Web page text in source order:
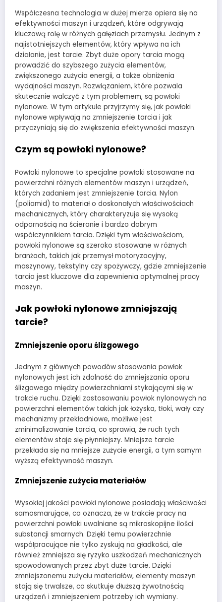
Współczesna technologia w dużej mierze opiera się na
efektywności maszyn i urządzeń, które odgrywają
kluczową rolę w różnych gałęziach przemysłu. Jednym z
najistotniejszych elementów, który wpływa na ich
działanie, jest tarcie. Zbyt duże opory tarcia mogą
prowadzić do szybszego zużycia elementów,
zwiększonego zużycia energii, a także obniżenia
wydajności maszyn. Rozwiązaniem, które pozwala
skutecznie walczyć z tym problemem, są powłoki
nylonowe. W tym artykule przyjrzymy się, jak powłoki
nylonowe wpływają na zmniejszenie tarcia i jak
przyczyniają się do zwiększenia efektywności maszyn.
Czym są powłoki nylonowe?
Powłoki nylonowe to specjalne powłoki stosowane na
powierzchni różnych elementów maszyn i urządzeń,
których zadaniem jest zmniejszenie tarcia. Nylon
(poliamid) to materiał o doskonałych właściwościach
mechanicznych, który charakteryzuje się wysoką
odpornością na ścieranie i bardzo dobrym
współczynnikiem tarcia. Dzięki tym właściwościom,
powłoki nylonowe są szeroko stosowane w różnych
branżach, takich jak przemysł motoryzacyjny,
maszynowy, tekstylny czy spożywczy, gdzie zmniejszenie
tarcia jest kluczowe dla zapewnienia optymalnej pracy
maszyn.
Jak powłoki nylonowe zmniejszają
tarcie?
Zmniejszenie oporu ślizgowego
Jednym z głównych powodów stosowania powłok
nylonowych jest ich zdolność do zmniejszania oporu
ślizgowego między powierzchniami stykającymi się w
trakcie ruchu. Dzięki zastosowaniu powłok nylonowych na
powierzchni elementów takich jak łożyska, tłoki, wały czy
mechanizmy przekładniowe, możliwe jest
zminimalizowanie tarcia, co sprawia, że ruch tych
elementów staje się płynniejszy. Mniejsze tarcie
przekłada się na mniejsze zużycie energii, a tym samym
wyższą efektywność maszyn.
Zmniejszenie zużycia materiałów
Wysokiej jakości powłoki nylonowe posiadają właściwości
samosmarujące, co oznacza, że w trakcie pracy na
powierzchni powłoki uwalniane są mikroskopijne ilości
substancji smarnych. Dzięki temu powierzchnie
współpracujące nie tylko zyskują na gładkości, ale
również zmniejsza się ryzyko uszkodzeń mechanicznych
spowodowanych przez zbyt duże tarcie. Dzięki
zmniejszonemu zużyciu materiałów, elementy maszyn
stają się trwalsze, co skutkuje dłuższą żywotnością
urządzeń i zmniejszeniem potrzeby ich wymiany.